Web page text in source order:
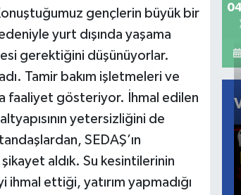
gençlerin büyük bir
yurt dışında yaşama
gerektiğini düşünüyorlar.
Tamir bakım işletmeleri ve
faaliyet gösteriyor. İhmal edilen
yetersizliğini de
SEDAŞ’ın
aldık. Su kesintilerinin
ihmal ettiği, yatırım yapmadığı